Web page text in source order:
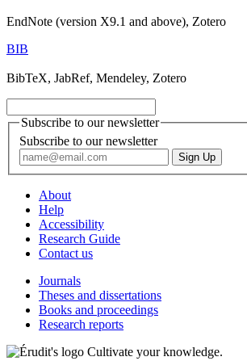
EndNote (version X9.1 and above), Zotero
BIB
BibTeX, JabRef, Mendeley, Zotero
Subscribe to our newsletter
Subscribe to our newsletter
About
Help
Accessibility
Research Guide
Contact us
Journals
Theses and dissertations
Books and proceedings
Research reports
Cultivate your knowledge.